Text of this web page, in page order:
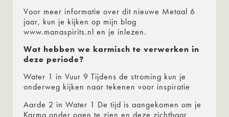
Voor meer informatie over dit nieuwe Metaal 6
jaar, kun je kijken op mijn blog
www.manaspirits.nl en je inlezen.
Wat hebben we karmisch te verwerken in
deze periode?
Water 1 in Vuur 9 Tijdens de stroming kun je
onderweg kijken naar tekenen voor inspiratie
Aarde 2 in Water 1 De tijd is aangekomen om je
Karma onder ogen te zien en deze zichtbaar